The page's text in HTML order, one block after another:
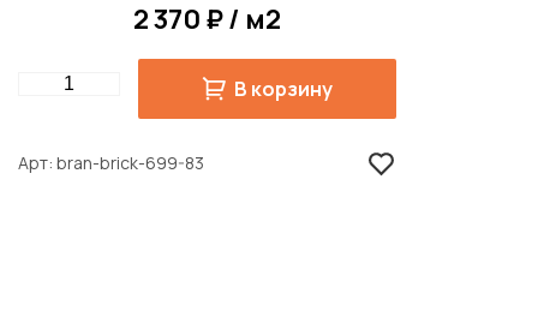
2 370 ₽ / м2
Quantity В корзину
Арт bran-brick-699-83